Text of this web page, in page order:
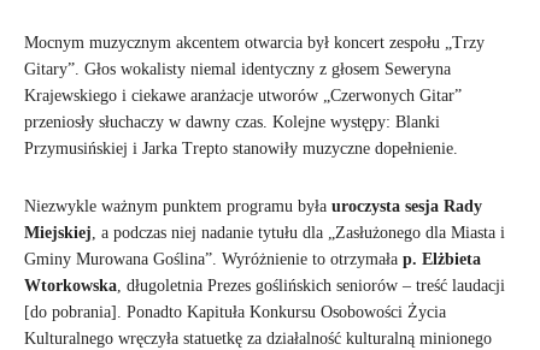
Mocnym muzycznym akcentem otwarcia był koncert zespołu „Trzy
Gitary”. Głos wokalisty niemal identyczny z głosem Seweryna
Krajewskiego i ciekawe aranżacje utworów „Czerwonych Gitar”
przeniosły słuchaczy w dawny czas. Kolejne występy: Blanki
Przymusińskiej i Jarka Trepto stanowiły muzyczne dopełnienie.
Niezwykle ważnym punktem programu była uroczysta sesja Rady
Miejskiej, a podczas niej nadanie tytułu dla „Zasłużonego dla Miasta i
Gminy Murowana Goślina”. Wyróżnienie to otrzymała p. Elżbieta
Wtorkowska, długoletnia Prezes goślińskich seniorów – treść laudacji
[do pobrania]. Ponadto Kapituła Konkursu Osobowości Życia
Kulturalnego wręczyła statuetkę za działalność kulturalną minionego